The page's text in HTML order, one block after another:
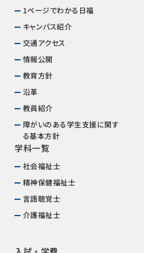
1ページでわかる日福
キャンパス紹介
交通アクセス
情報公開
教育方針
沿革
教員紹介
障がいのある学生支援に関す
る基本方針
学科一覧
社会福祉士
精神保健福祉士
言語聴覚士
介護福祉士